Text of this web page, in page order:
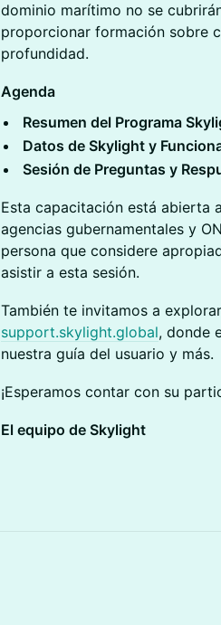
dominio marítimo no se
proporcionar formación sobre
profundidad.
Agenda
Resumen del Programa
Datos de Skylight y
Sesión de Preguntas y
Esta capacitación está abierta
agencias gubernamentales y
persona que considere
asistir a esta sesión.
También te invitamos a
support.skylight.global, donde
nuestra guía del usuario y más.
¡Esperamos contar con su
El equipo de Skylight